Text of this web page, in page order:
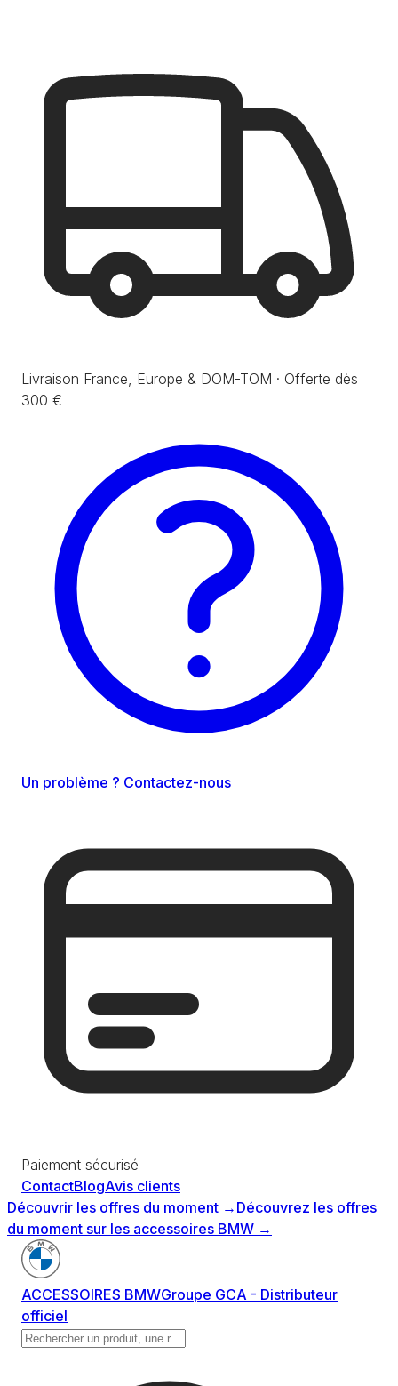
Livraison France, Europe & DOM-TOM · Offerte dès
300 €
Un problème ? Contactez-nous
Paiement sécurisé
ContactBlogAvis clients
Découvrir les offres du moment → Découvrez les offres
du moment sur les accessoires BMW →
ACCESSOIRES BMWGroupe GCA - Distributeur
officiel